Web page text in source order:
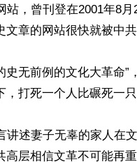
，曾刊登在2001年8月
章的网站很快就被中共
无前例的文化大革命”
打死一个人比碾死一只
讲述妻子无辜的家人在
层相信文革不可能再